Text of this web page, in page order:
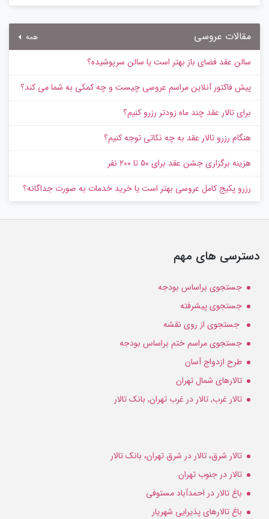
مقالات عروسی همه
سالن عقد فضای باز بهتر است یا سالن سرپوشیده؟
پیش‌ فاکتور آنلاین مراسم عروسی چیست و چه کمکی به شما می کند؟
برای تالار عقد چند ماه زودتر رزرو کنیم؟
هنگام رزرو تالار عقد به چه نکاتی توجه کنیم؟
هزینه برگزاری جشن عقد برای ۵۰ تا ۲۰۰ نفر
رزرو پکیج کامل عروسی بهتر است یا خرید خدمات به‌ صورت جداگانه؟
دسترسی های مهم
جستجوی براساس بودجه
جستجوی پیشرفته
جستجوی از روی نقشه
جستجوی مراسم ختم براساس بودجه
طرح ازدواج آسان
تالارهای شمال تهران
تالار غرب, تالار در غرب تهران, بانک تالار
تالار شرق، تالار در شرق تهران، بانک تالار
تالار در جنوب تهران
باغ تالار در احمدآباد مستوفی
باغ تالارهای پذیرایی شهریار